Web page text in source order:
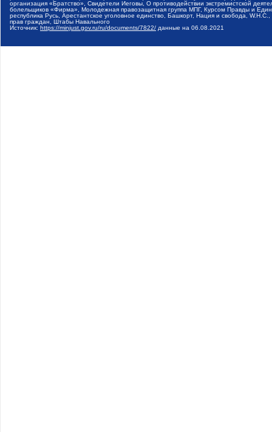
организация «Братство», Свидетели Иеговы, О противодействии экстремистской
болельщиков «Фирма», Молодежная правозащитная группа МПГ, Курсом Правды и
республика Русь, Арестантское уголовное единство, Башкорт, Нация и свобода,
прав граждан, Штабы Навального
Источник: https://minjust.gov.ru/ru/documents/7822/ данные на 06.08.2021